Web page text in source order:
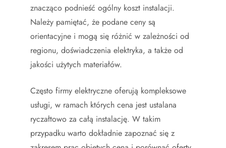
znacząco podnieść ogólny koszt instalacji.
Należy pamiętać, że podane ceny są
orientacyjne i mogą się różnić w zależności od
regionu, doświadczenia elektryka, a także od
jakości użytych materiałów.
Często firmy elektryczne oferują kompleksowe
usługi, w ramach których cena jest ustalana
ryczałtowo za całą instalację. W takim
przypadku warto dokładnie zapoznać się z